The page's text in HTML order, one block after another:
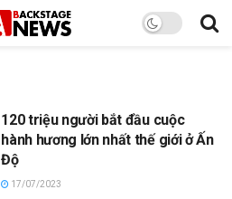
120 triệu người bắt đầu cuộc
hành hương lớn nhất thế giới ở Ấn
Độ
17/07/2023